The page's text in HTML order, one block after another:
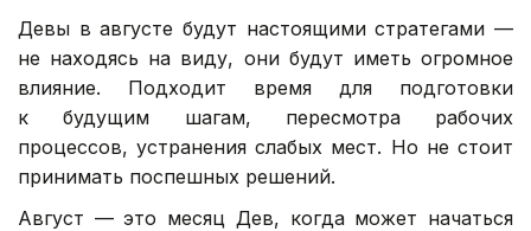
Девы в августе будут настоящими стратегами —
не находясь на виду, они будут иметь огромное
влияние. Подходит время для подготовки
к будущим шагам, пересмотра рабочих
процессов, устранения слабых мест. Но не стоит
принимать поспешных решений.
Август — это месяц Дев, когда может начаться